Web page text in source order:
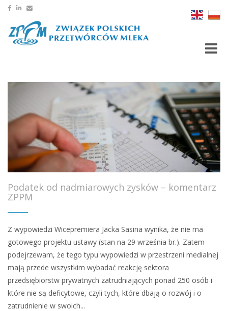
Podatek od nadmiarowych zysków – komentarz
ZPPM
Z wypowiedzi Wicepremiera Jacka Sasina wynika, że nie ma
gotowego projektu ustawy (stan na 29 września br.). Zatem
podejrzewam, że tego typu wypowiedzi w przestrzeni medialnej
mają przede wszystkim wybadać reakcję sektora
przedsiębiorstw prywatnych zatrudniających ponad 250 osób i
które nie są deficytowe, czyli tych, które dbają o rozwój i o
zatrudnienie w swoich...